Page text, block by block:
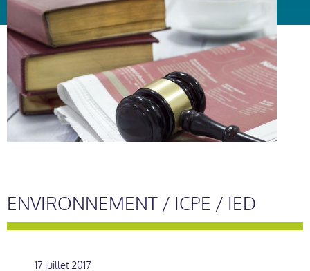
ENVIRONNEMENT / ICPE / IED
17 juillet 2017